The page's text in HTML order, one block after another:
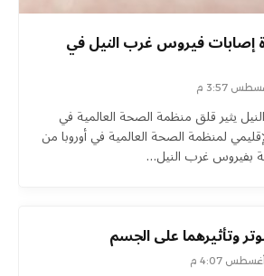
إصابات فيروس غرب النيل في
يثير قلق منظمة الصحة العالمية في
لمنظمة الصحة العالمية في أوروبا من
بفيروس غرب النيل…
وتأثيرهما على الجسم